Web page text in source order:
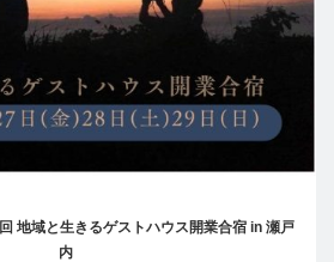
地域と生きるゲストハウス開業合宿 in 瀬戸
内